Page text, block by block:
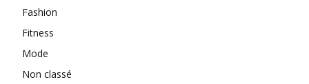
Fashion
Fitness
Mode
Non classé